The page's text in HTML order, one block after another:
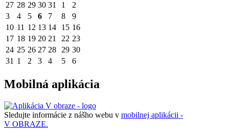
27 28 29 30 31 1
2
3
4 5 6 7 8
9
10 11 12 13 14 15 16
17 18 19 20 21 22 23
24 25 26 27 28 29 30
31 1 2 3 4 5 6
Mobilná aplikácia
Sledujte informácie z nášho webu v mobilnej aplikácii -
V OBRAZE.